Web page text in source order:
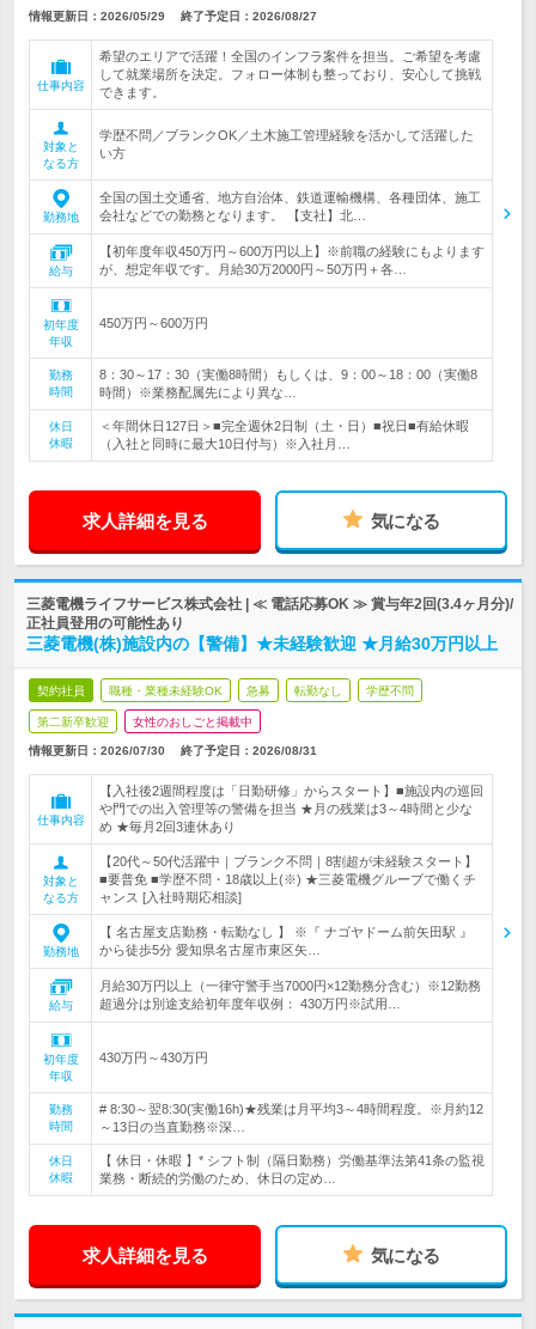
情報更新日：2026/05/29 終了予定日： 2026/08/27
仕事内容
希望のエリアで活躍！全国のインフラ案件を担当。ご希望を考慮
して就業場所を決定。フォロー体制も整っており、安心して挑戦
できます。
対象と
なる方
学歴不問／ブランクOK／土木施工管理経験を活かして活躍した
い方
勤務地
全国の国土交通省、地方自治体、鉄道運輸機構、各種団体、施工
会社などでの勤務となります。 【支社】北…
給与
【初年度年収450万円～600万円以上】※前職の経験にもよります
が、想定年収です。月給30万2000円～50万円＋各…
初年度
年収
450万円～600万円
勤務
時間
8：30～17：30（実働8時間）もしくは、9：00～18：00（実働8
時間）※業務配属先により異な…
休日
休暇
＜年間休日127日＞■完全週休2日制（土・日）■祝日■有給休暇
（入社と同時に最大10日付与）※入社月…
求人詳細を見る 気になる
三菱電機ライフサービス株式会社 | ≪ 電話応募OK ≫ 賞与年2回(3.4ヶ月分)/
正社員登用の可能性あり
三菱電機(株)施設内の【警備】★未経験歓迎 ★月給30万円以上
契約社員 職種・業種未経験OK 急募 転勤なし 学歴不問
第二新卒歓迎 女性のおしごと掲載中
情報更新日：2026/07/30 終了予定日： 2026/08/31
仕事内容
【入社後2週間程度は「日勤研修」からスタート】■施設内の巡回
や門での出入管理等の警備を担当 ★月の残業は3～4時間と少な
め ★毎月2回3連休あり
対象と
なる方
【20代～50代活躍中｜ブランク不問｜8割超が未経験スタート】
■要普免 ■学歴不問・18歳以上(※) ★三菱電機グループで働くチ
ャンス [入社時期応相談]
勤務地
【 名古屋支店勤務・転勤なし 】 ※『 ナゴヤドーム前矢田駅 』
から徒歩5分 愛知県名古屋市東区矢…
給与
月給30万円以上（一律守警手当7000円×12勤務分含む）※12勤務
超過分は別途支給初年度年収例： 430万円※試用…
初年度
年収
430万円～430万円
勤務
時間
# 8:30～翌8:30(実働16h)★残業は月平均3～4時間程度。※月約12
～13日の当直勤務※深…
休日
休暇
【 休日・休暇 】* シフト制（隔日勤務）労働基準法第41条の監視
業務・断続的労働のため、休日の定め…
求人詳細を見る 気になる